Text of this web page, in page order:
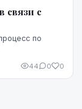
связи с
по
44 0 0